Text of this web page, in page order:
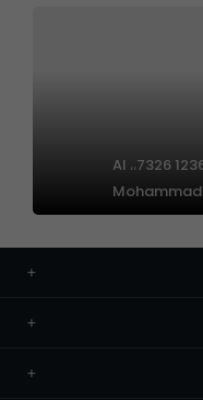
3422 خليفة بن بديع، المحمدية، الرياض 12364 7326،، Al